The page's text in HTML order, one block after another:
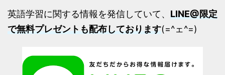
英語学習に関する情報を発信していて、 LINE@限定
で無料プレゼントも配布しております(=^ェ^=)